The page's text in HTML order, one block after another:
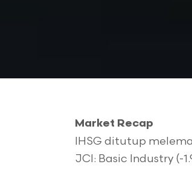
Market Recap
IHSG ditutup
JCI: Basic Industry (-